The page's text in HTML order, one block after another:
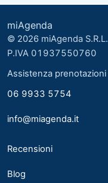
miAgenda
© 2026 miAgenda S.R.L.
P.IVA 01937550760
Assistenza prenotazioni
06 9933 5754
info@miagenda.it
Recensioni
Blog